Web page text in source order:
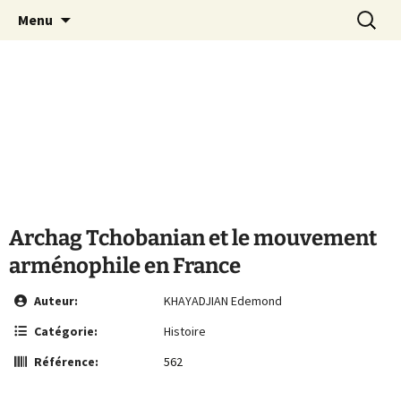
MCA Vienne
Le site de la Maison de la Culture
Arménienne de Vienne
Menu
Archag Tchobanian et le mouvement
arménophile en France
Auteur:
KHAYADJIAN Edemond
Catégorie:
Histoire
Référence:
562